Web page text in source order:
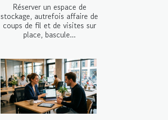
Réserver un espace de
stockage, autrefois affaire de
coups de fil et de visites sur
place, bascule...